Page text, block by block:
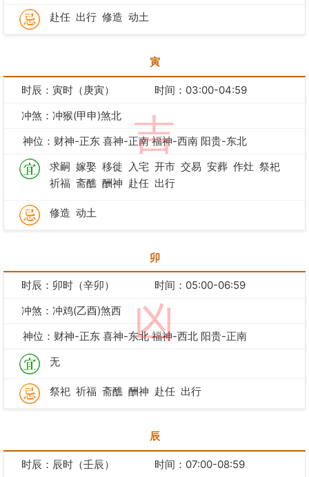
赴任 出行 修造 动土
寅
吉
时辰：寅时（庚寅）
时间：03:00-04:59
冲煞：冲猴(甲申)煞北
神位：财神-正东 喜神-正南 福神-西南 阳贵-东北
求嗣 嫁娶 移徙 入宅 开市 交易 安葬 作灶 祭祀
祈福 斋醮 酬神 赴任 出行
修造 动土
卯
凶
时辰：卯时（辛卯）
时间：05:00-06:59
冲煞：冲鸡(乙酉)煞西
神位：财神-正东 喜神-东北 福神-西北 阳贵-正南
无
祭祀 祈福 斋醮 酬神 赴任 出行
辰
时辰：辰时（壬辰）
时间：07:00-08:59